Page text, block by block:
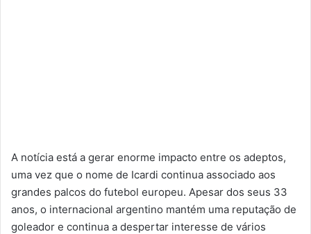
A notícia está a gerar enorme impacto entre os adeptos,
uma vez que o nome de Icardi continua associado aos
grandes palcos do futebol europeu. Apesar dos seus 33
anos, o internacional argentino mantém uma reputação de
goleador e continua a despertar interesse de vários